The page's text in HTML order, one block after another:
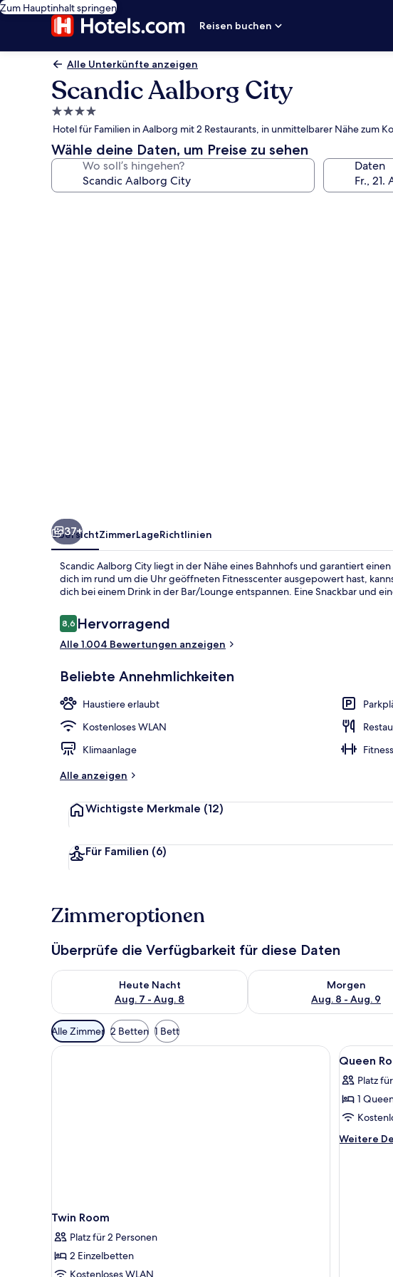
Zum Hauptinhalt springen
Reisen buchen
Alle Unterkünfte anzeigen
Scandic Aalborg City
4.0-
Sterne-
Unterkunft
Hotel für Familien in Aalborg mit 2 Restaurants, in unmittelbarer Nähe zum
Wähle deine Daten, um Preise zu sehen
Wo soll’s hingehen? Daten
37+
ÜbersichtZimmerLageRichtlinien
Scandic Aalborg City liegt in der Nähe eines Bahnhofs und garantiert
dich im rund um die Uhr geöffneten Fitnesscenter ausgepowert hast,
dich bei einem Drink in der Bar/Lounge entspannen. Eine Snackbar und
Bewertungen
8,68,6 von 10.
Hervorragend
Alle 1.004 Bewertungen anzeigen
Beliebte Annehmlichkeiten
Haustiere erlaubt
Kostenloses WLAN
Klimaanlage
Alle anzeigen
Wichtigste Merkmale (12)
Für Familien (6)
Zimmeroptionen
Überprüfe die Verfügbarkeit für diese Daten
Heute Nacht
Aug. 7 - Aug. 8
Überprüfe die Verfügbarkeit für heute Nacht, Aug. 7 - Aug. 8.
Morgen
Aug. 8 - Aug. 9
Überprüfe die
Verfügbare
Filter
für
Alle Zimmer 2 Betten 1 Bett
Twin Room
Platz für 2 Personen
2 Einzelbetten
Kostenloses WLAN
Alle
Fotos
für
Queen
Room
4
Queen
Platz
1
Weitere
Weitere